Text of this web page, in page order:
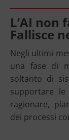
L’AI non
Fallisce
Negli ultimi
una fase di
soltanto di
supportare
ragionare,
dei processi